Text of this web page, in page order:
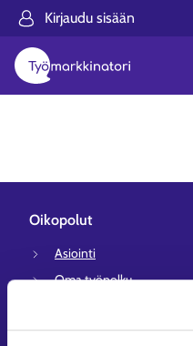
Kirjaudu sisään
Oikopolut
Asiointi
Oma työpolku
Avoimet työpaikat